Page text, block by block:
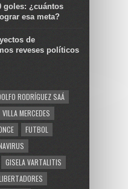
goles: ¿cuántos
esa meta?
de
reveses políticos
RODRÍGUEZ SAÁ
VILLA MERCEDES
FUTBOL
GISELA VARTALITIS